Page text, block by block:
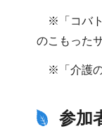
※「コバト
のこもった
※「介護の
参加